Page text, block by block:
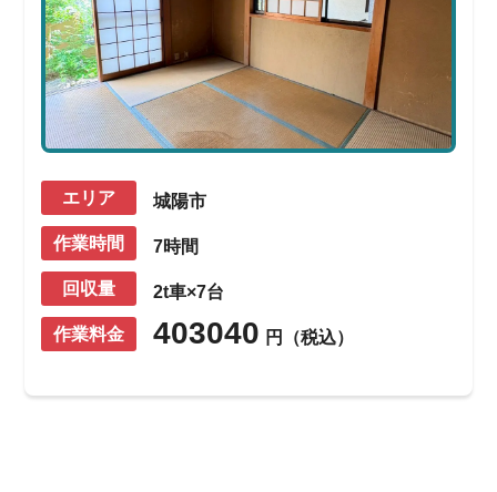
エリア 城陽市
作業時間 7時間
回収量 2t車×7台
作業料金 403040 円（税込）